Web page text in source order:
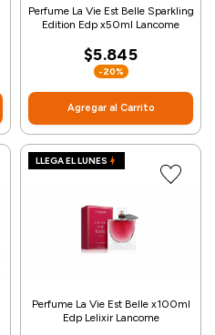
Perfume La Vie Est Belle Sparkling
Edition Edp x50ml Lancome
$5.845
-20%
Agregar al Carrito
LLEGA EL LUNES
Perfume La Vie Est Belle x100ml
Edp Lelixir Lancome